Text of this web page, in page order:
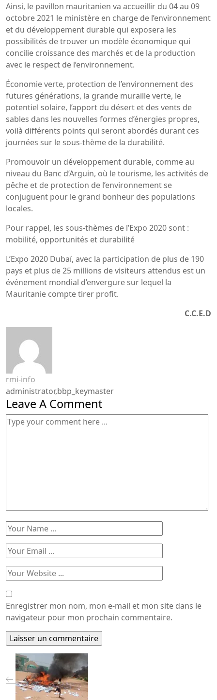
Ainsi, le pavillon mauritanien va accueillir du 04 au 09
octobre 2021 le ministère en charge de l’environnement
et du développement durable qui exposera les
possibilités de trouver un modèle économique qui
concilie croissance des marchés et de la production
avec le respect de l’environnement.
Économie verte, protection de l’environnement des
futures générations, la grande muraille verte, le
potentiel solaire, l’apport du désert et des vents de
sables dans les nouvelles formes d’énergies propres,
voilà différents points qui seront abordés durant ces
journées sur le sous-thème de la durabilité.
Promouvoir un développement durable, comme au
niveau du Banc d’Arguin, où le tourisme, les activités de
pêche et de protection de l’environnement se
conjuguent pour le grand bonheur des populations
locales.
Pour rappel, les sous-thèmes de l’Expo 2020 sont :
mobilité, opportunités et durabilité
L’Expo 2020 Dubaï, avec la participation de plus de 190
pays et plus de 25 millions de visiteurs attendus est un
événement mondial d’envergure sur lequel la
Mauritanie compte tirer profit.
C.C.E.D
rmi-info
administrator,bbp_keymaster
Leave A Comment
Enregistrer mon nom, mon e-mail et mon site dans le
navigateur pour mon prochain commentaire.